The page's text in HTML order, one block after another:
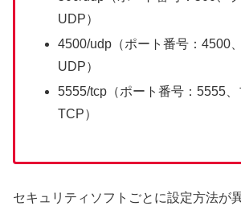
UDP）
4500/udp（ポート番号：4500
UDP）
5555/tcp（ポート番号：5555、
TCP）
セキュリティソフトごとに設定方法が